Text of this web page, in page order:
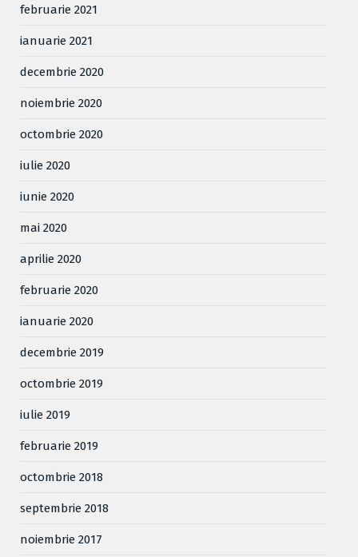
februarie 2021
ianuarie 2021
decembrie 2020
noiembrie 2020
octombrie 2020
iulie 2020
iunie 2020
mai 2020
aprilie 2020
februarie 2020
ianuarie 2020
decembrie 2019
octombrie 2019
iulie 2019
februarie 2019
octombrie 2018
septembrie 2018
noiembrie 2017